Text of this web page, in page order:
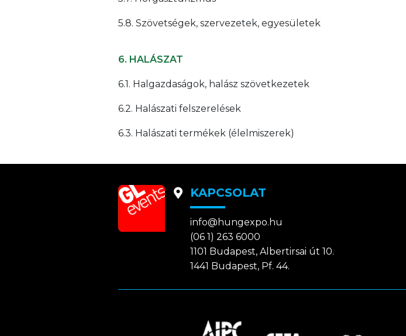
5.8. Szövetségek, szervezetek, egyesületek
6. HALÁSZAT
6.1. Halgazdaságok, halász szövetkezetek
6.2. Halászati felszerelések
6.3. Halászati termékek (élelmiszerek)
KAPCSOLAT
info@hungexpo.hu
(06 1) 263 6000
1101 Budapest, Albertirsai út 10.
1441 Budapest, Pf. 44.